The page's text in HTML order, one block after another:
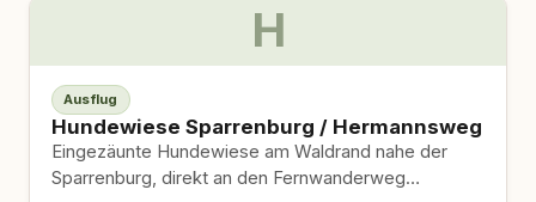
H
Ausflug
Hundewiese Sparrenburg / Hermannsweg
Eingezäunte Hundewiese am Waldrand nahe der
Sparrenburg, direkt an den Fernwanderweg